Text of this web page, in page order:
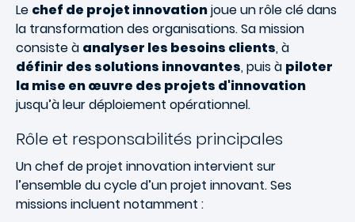
Le chef de projet innovationjoue un rôle clé dans
la transformation des organisations. Sa mission
consiste à analyser les besoins clients, à
définir des solutions innovantes, puis à piloter
la mise en œuvre des projets d'innovation
jusqu’à leur déploiement opérationnel.
Rôle et responsabilités principales
Un chef de projet innovation intervient sur
l’ensemble du cycle d’un projet innovant. Ses
missions incluent notamment :